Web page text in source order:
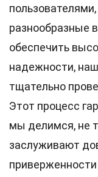
разнообразные
обеспечить
надежности,
тщательно
Этот процесс
мы делимся, не
заслуживают